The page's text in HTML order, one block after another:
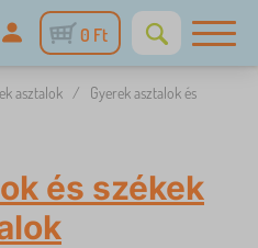
0 Ft
asztalok /
Gyerek asztalok és
és székek